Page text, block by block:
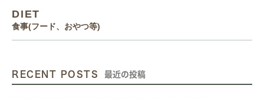
DIET
食事(フード、おやつ等)
RECENT POSTS 最近の投稿